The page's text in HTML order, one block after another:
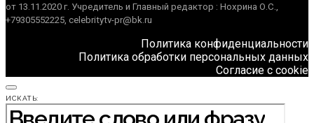
от 13.11.2020 г. Учредитель и Главный редактор : Нохрина О.С.,
+79305552225, celebritytv-pr@bk.ru
Политика конфиденциальности
Политика обработки персональных данных
Согласие с cookie
ИСКАТЬ: